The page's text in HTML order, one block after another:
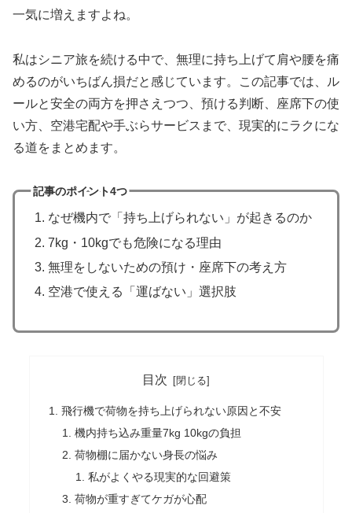
一気に増えますよね。
私はシニア旅を続ける中で、無理に持ち上げて肩や腰を痛
めるのがいちばん損だと感じています。この記事では、ル
ールと安全の両方を押さえつつ、預ける判断、座席下の使
い方、空港宅配や手ぶらサービスまで、現実的にラクにな
る道をまとめます。
記事のポイント4つ
なぜ機内で「持ち上げられない」が起きるのか
7kg・10kgでも危険になる理由
無理をしないための預け・座席下の考え方
空港で使える「運ばない」選択肢
目次
飛行機で荷物を持ち上げられない原因と不安
機内持ち込み重量7kg 10kgの負担
荷物棚に届かない身長の悩み
私がよくやる現実的な回避策
荷物が重すぎてケガが心配